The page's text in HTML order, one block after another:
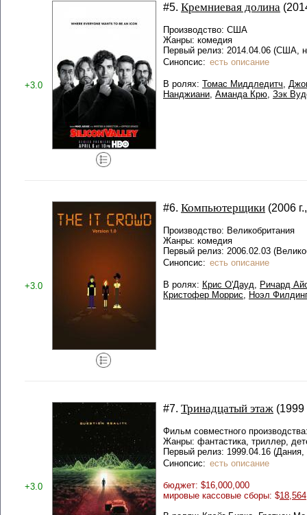
+3.0
#5. Кремниевая долина
Производство: США
Жанры: комедия
Первый релиз: 2014.04.06 (США,
Синопсис: есть описание
В ролях: Томас Миддледитч,
Нанджиани, Аманда Крю, Зэк
+3.0
#6. Компьютерщики (2006
Производство: Великобритания
Жанры: комедия
Первый релиз: 2006.02.03
Синопсис: есть описание
В ролях: Крис О'Дауд, Ричард
Кристофер Моррис, Ноэл Филдинг
+3.0
#7. Тринадцатый этаж (1999
Фильм совместного
Жанры: фантастика, триллер,
Первый релиз: 1999.04.16 (Дания,
Синопсис: есть описание
бюджет: $16,000,000
мировые кассовые сборы: $